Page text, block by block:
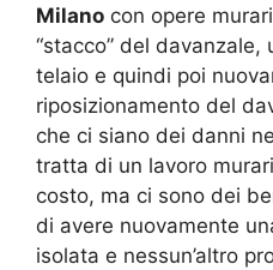
Milano con opere
“stacco” del
telaio e quindi poi
riposizionamento del
che ci siano dei danni
tratta di un lavoro
costo, ma ci sono dei
di avere nuovamente
isolata e nessun’altro